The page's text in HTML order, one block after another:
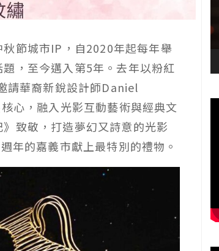
秋節城市IP，自2020年起每年舉
，至今邁入第5年。去年以粉紅
請華裔新銳設計師Daniel
心，融入光影互動藝術與經典文
致敬，打造夢幻又詩意的光影
年的嘉義市獻上最特別的禮物。